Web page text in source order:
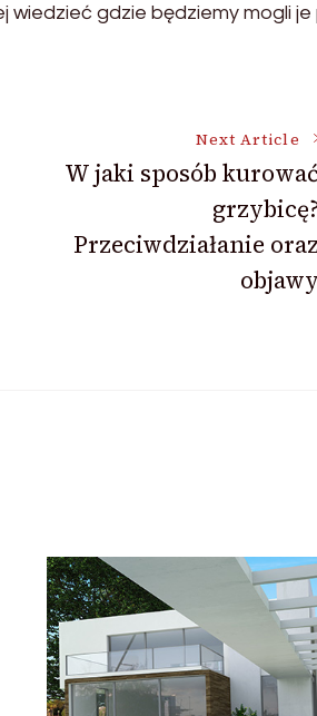
wiedzieć gdzie będziemy mogli
Next Article
W jaki sposób kurować
grzybicę?
Przeciwdziałanie oraz
objawy